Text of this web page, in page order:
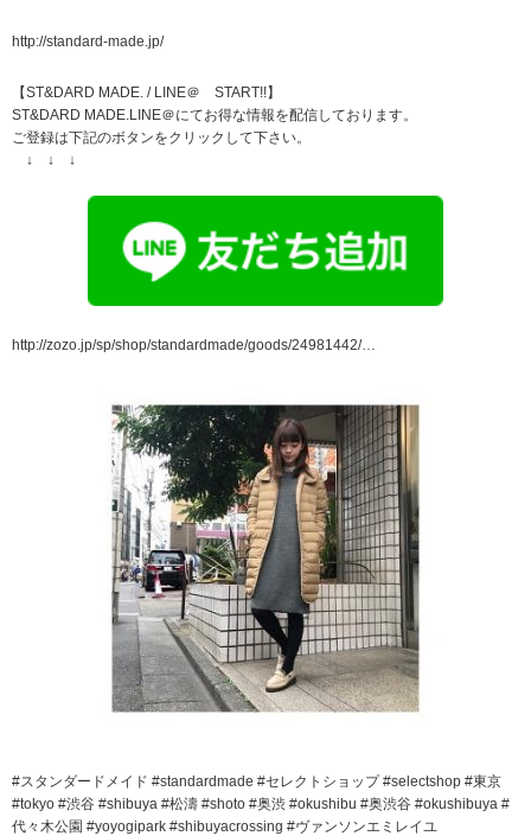
http://standard-made.jp/
【ST&DARD MADE. / LINE＠ START!!】
ST&DARD MADE.LINE＠にてお得な情報を配信しております。
ご登録は下記のボタンをクリックして下さい。
↓ ↓ ↓
http://zozo.jp/sp/shop/standardmade/goods/24981442/…
#スタンダードメイド #standardmade #セレクトショップ #selectshop #東京
#tokyo #渋谷 #shibuya #松濤 #shoto #奥渋 #okushibu #奥渋谷 #okushibuya #
代々木公園 #yoyogipark #shibuyacrossing #ヴァンソンエミレイユ